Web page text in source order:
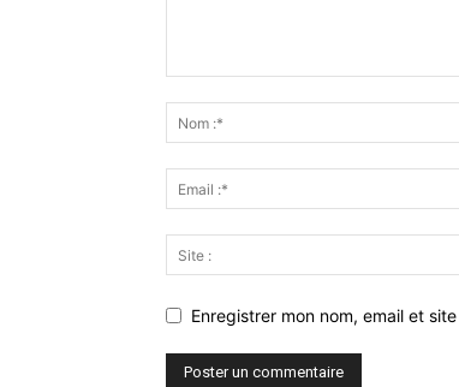
Enregistrer mon nom, email et